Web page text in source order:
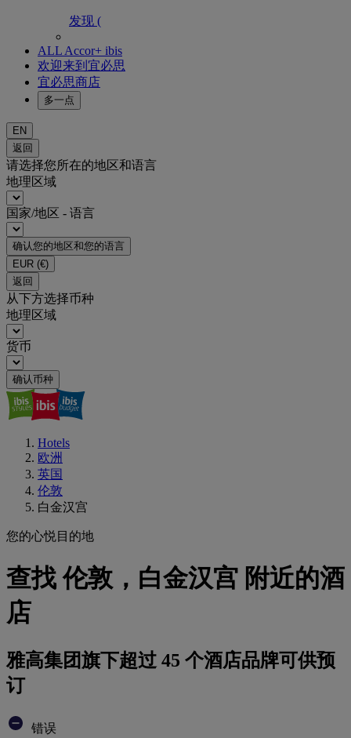
发现 (
ALL Accor+ ibis
欢迎来到宜必思
宜必思商店
多一点
EN
返回
请选择您所在的地区和语言
地理区域
国家/地区 - 语言
确认您的地区和您的语言
EUR (€)
返回
从下方选择币种
地理区域
货币
确认币种
Hotels
欧洲
英国
伦敦
白金汉宫
您的心悦目的地
查找 伦敦，白金汉宫 附近的酒
店
雅高集团旗下超过 45 个酒店品牌可供预
订
错误